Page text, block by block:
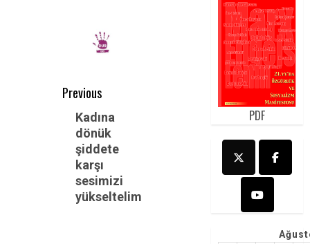
Post
navigation
Previous
Previous
post:
Kadına
dönük
şiddete
karşı
sesimizi
yükseltelim
PDF